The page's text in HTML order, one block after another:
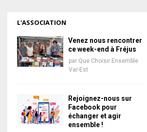
L'ASSOCIATION
Venez nous rencontrer
ce week-end à Fréjus
par Que Choisir Ensemble
Var-Est
Rejoignez-nous sur
Facebook pour
échanger et agir
ensemble !